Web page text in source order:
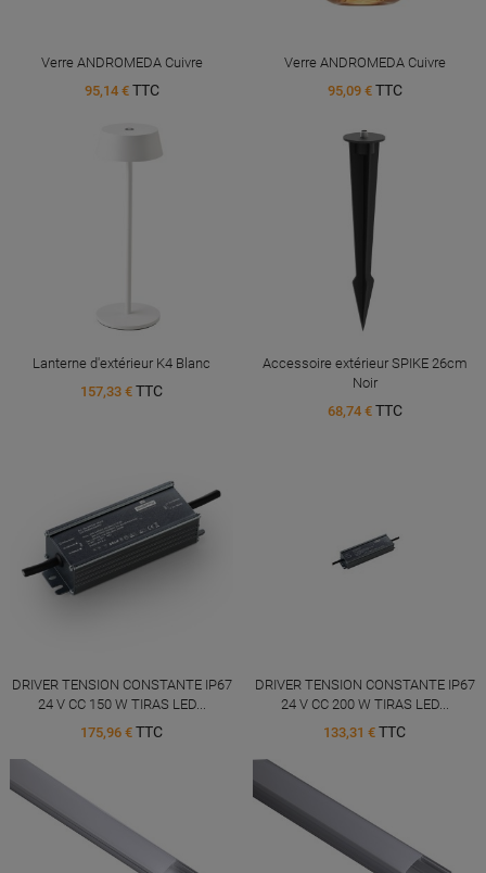
Verre ANDROMEDA Cuivre
95,14 € TTC
Verre ANDROMEDA Cuivre
95,09 € TTC
Lanterne d'extérieur K4 Blanc
157,33 € TTC
Accessoire extérieur SPIKE 26cm
Noir
68,74 € TTC
DRIVER TENSION CONSTANTE IP67
24 V CC 150 W TIRAS LED...
175,96 € TTC
DRIVER TENSION CONSTANTE IP67
24 V CC 200 W TIRAS LED...
133,31 € TTC